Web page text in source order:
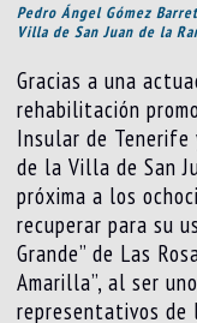
Pedro Ángel Gómez
Villa de San Juan de la
Gracias a una
rehabilitación
Insular de Tenerife
de la Villa de San
próxima a los
recuperar para su
Grande” de Las
Amarilla”, al ser
representativos